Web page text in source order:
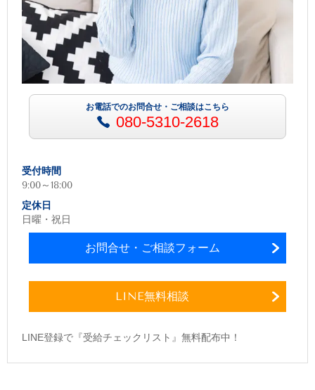
お電話でのお問合せ・ご相談はこちら
080-5310-2618
受付時間
9:00～18:00
定休日
日曜・祝日
お問合せ・ご相談フォーム
LINE無料相談
LINE登録で『受給チェックリスト』無料配布中！